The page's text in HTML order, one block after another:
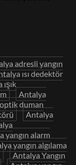
adresli yangın
ısı dedektör
Antalya
duman
Antalya
yangın alarm
yangın algılama
Antalya Yangın